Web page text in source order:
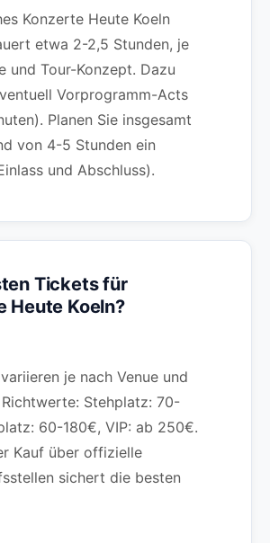
Konzerte Heute Koeln
etwa 2-2,5 Stunden, je
und Tour-Konzept. Dazu
Vorprogramm-Acts
Planen Sie insgesamt
von 4-5 Stunden ein
und Abschluss).
Tickets für
Heute Koeln?
je nach Venue und
Stehplatz: 70-
60-180€, VIP: ab 250€.
Kauf über offizielle
sichert die besten